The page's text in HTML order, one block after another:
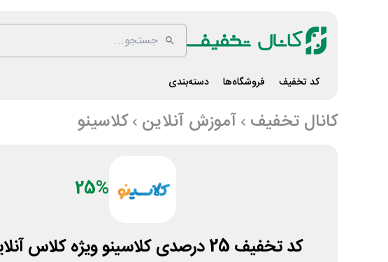
کد تخفیف فروشگاه‌ها دسته‌بندی
کانال تخفیف آموزش آنلاین کلاسینو
25%
کد تخفیف 25 درصدی کلاسینو ویژه کلاس آنلاین کنکور